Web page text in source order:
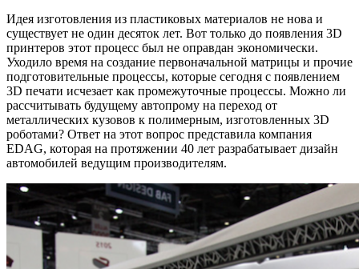
Идея изготовления из пластиковых материалов не нова и
существует не один десяток лет. Вот только до появления 3D
принтеров этот процесс был не оправдан экономически.
Уходило время на создание первоначальной матрицы и прочие
подготовительные процессы, которые сегодня с появлением
3D печати исчезает как промежуточные процессы. Можно ли
рассчитывать будущему автопрому на переход от
металлических кузовов к полимерным, изготовленных 3D
роботами? Ответ на этот вопрос представила компания
EDAG, которая на протяжении 40 лет разрабатывает дизайн
автомобилей ведущим производителям.